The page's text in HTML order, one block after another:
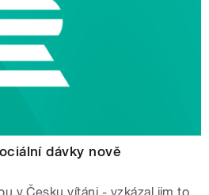
dávky nově
v Česku vítáni - vzkázal jim to